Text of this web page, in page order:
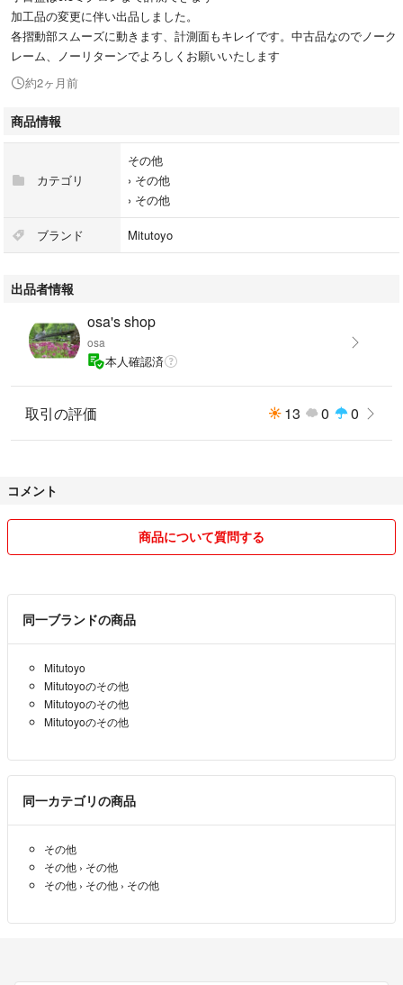
加工品の変更に伴い出品しました。
各摺動部スムーズに動きます、計測面もキレイです。中古品なのでノーク
レーム、ノーリターンでよろしくお願いいたします
約2ヶ月前
商品情報
カテゴリ
その他
› その他
› その他
ブランド Mitutoyo
出品者情報
osa's shop
osa
本人確認済
取引の評価 13 0 0
コメント
商品について質問する
同一ブランドの商品
Mitutoyo
Mitutoyoのその他
Mitutoyoのその他
Mitutoyoのその他
同一カテゴリの商品
その他
その他 › その他
その他 › その他 › その他